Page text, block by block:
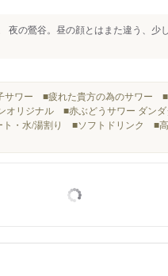
夜の鶯谷。昼の顔とはまた違う、少
ワー ■疲れた貴方の為のサワー
リジナル ■赤ぶどうサワー ダン
ト・水/湯割り ■ソフトドリンク